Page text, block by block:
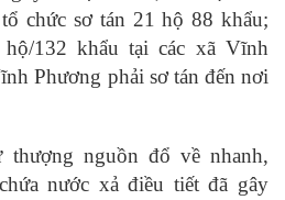
chức sơ tán 21 hộ 88 khẩu;
132 khẩu tại các xã Vĩnh
Phương phải sơ tán đến nơi
nguồn đổ về nhanh,
nước xả điều tiết đã gây